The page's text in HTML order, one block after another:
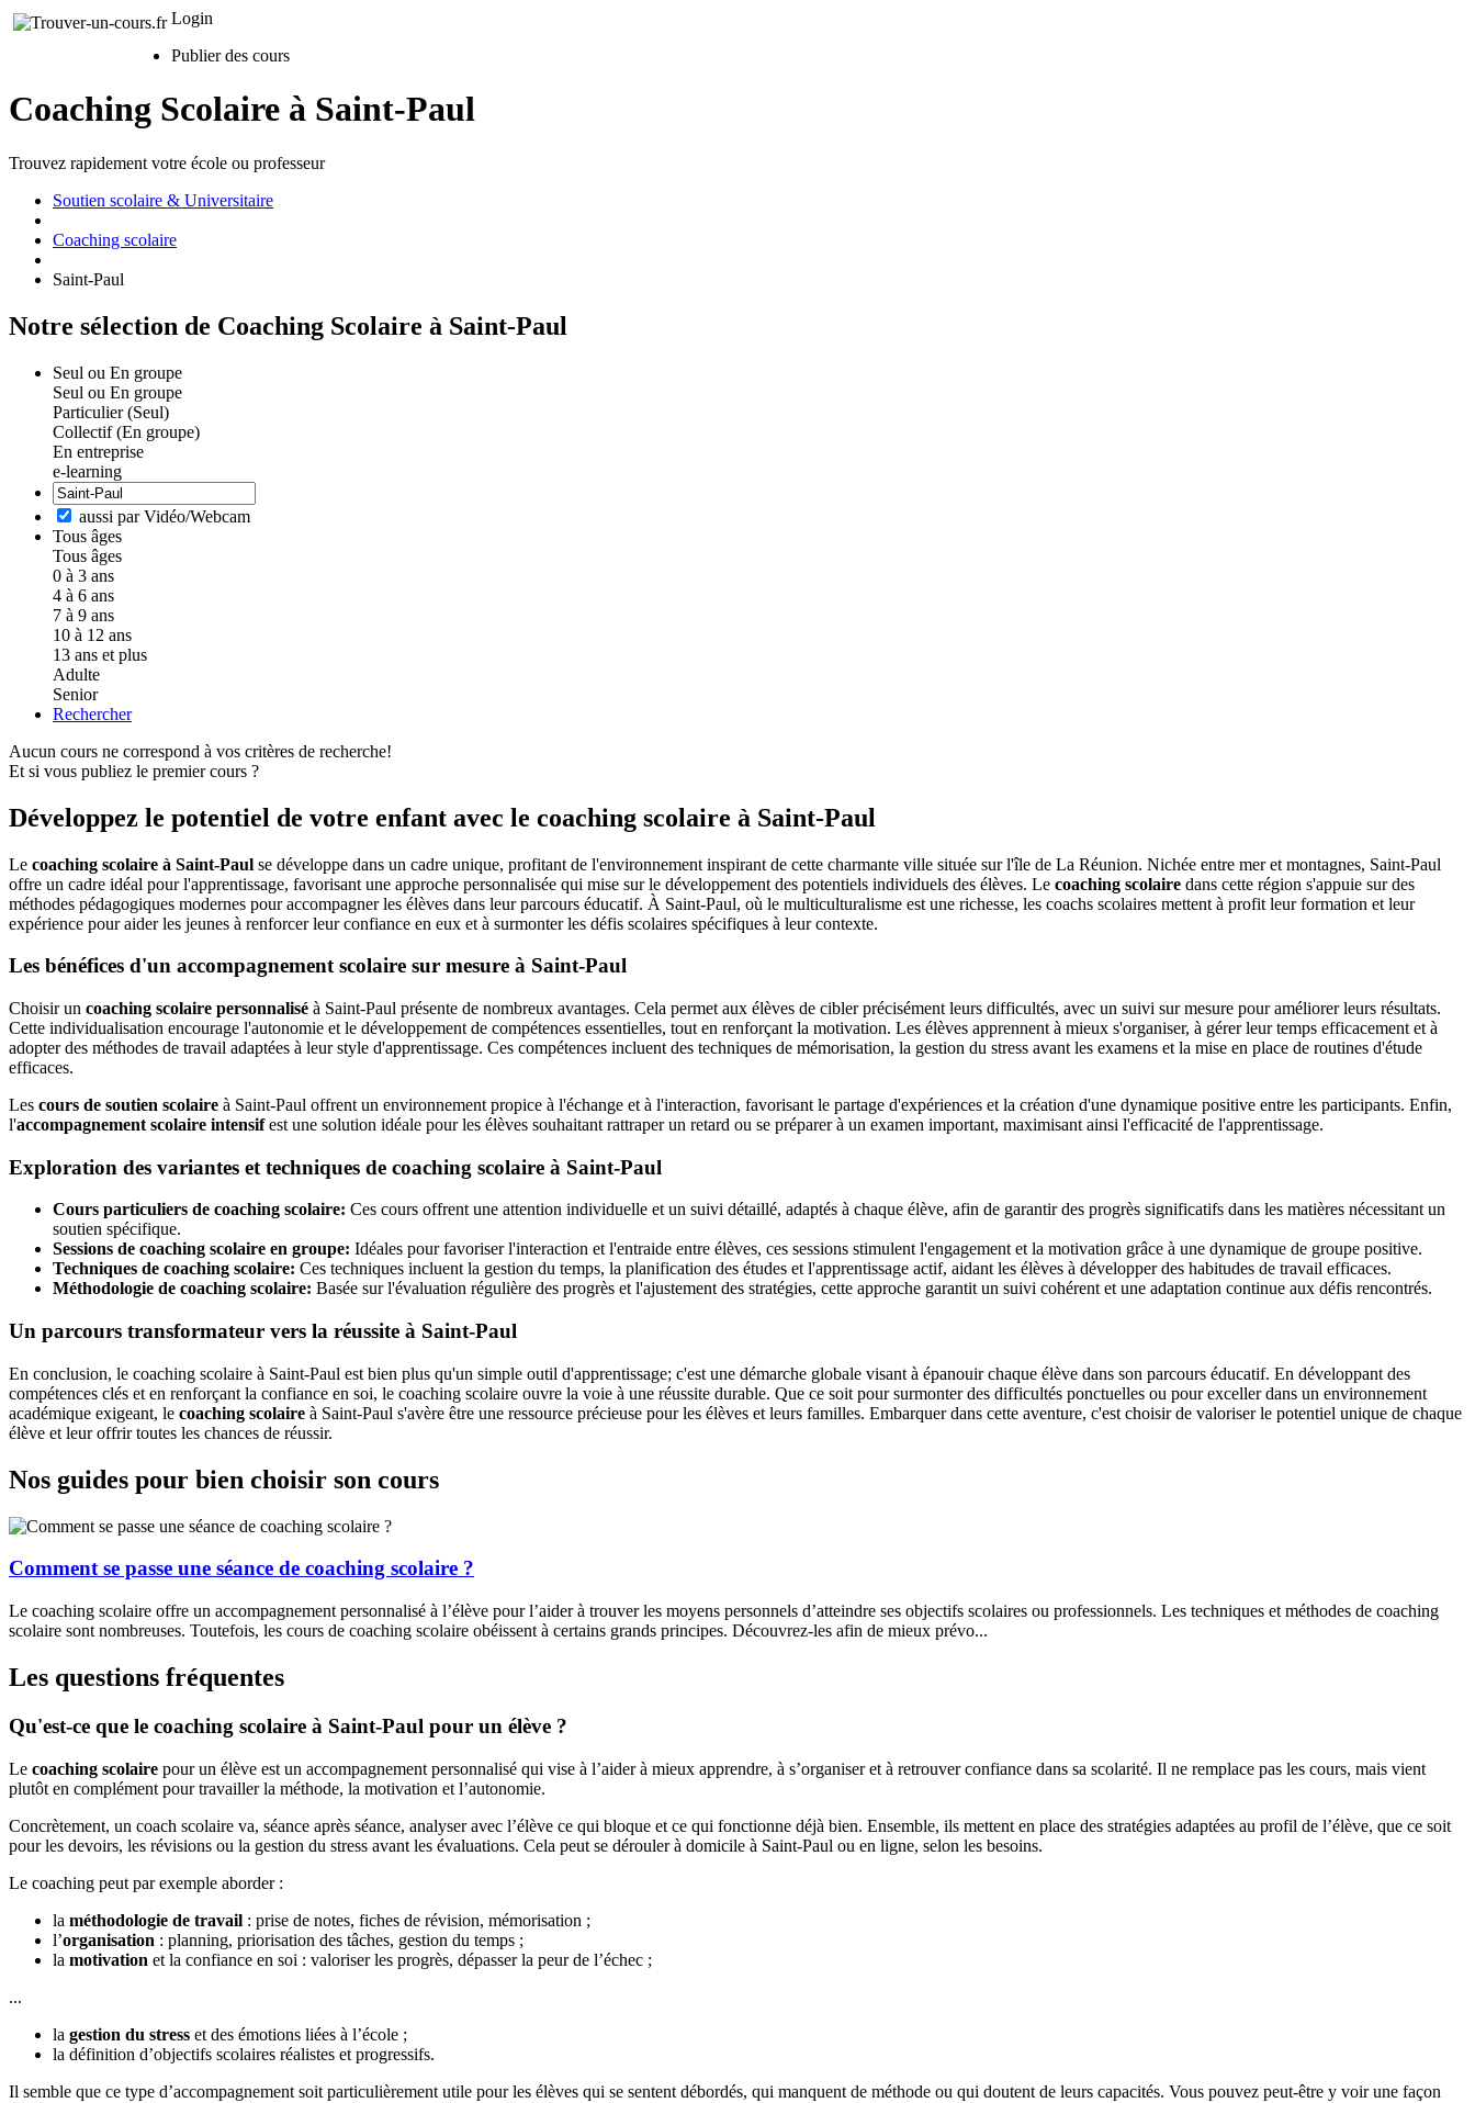
Login
Publier des cours
Coaching Scolaire à Saint-Paul
Trouvez rapidement votre école ou professeur
Soutien scolaire & Universitaire
Coaching scolaire
Saint-Paul
Notre sélection de Coaching Scolaire à Saint-Paul
Seul ou En groupe
Seul ou En groupe
Particulier (Seul)
Collectif (En groupe)
En entreprise
e-learning
aussi par Vidéo/Webcam
Tous âges
Tous âges
0 à 3 ans
4 à 6 ans
7 à 9 ans
10 à 12 ans
13 ans et plus
Adulte
Senior
Rechercher
Aucun cours ne correspond à vos critères de recherche!
Et si vous publiez le premier cours ?
Développez le potentiel de votre enfant avec le coaching scolaire à Saint-Paul
Le coaching scolaire à Saint-Paul se développe dans un cadre unique, profitant de l'environnement inspirant de cette charmante ville située sur l'île de La Réunion. Nichée entre mer et montagnes, Saint-Paul
offre un cadre idéal pour l'apprentissage, favorisant une approche personnalisée qui mise sur le développement des potentiels individuels des élèves. Le coaching scolaire dans cette région s'appuie sur des
méthodes pédagogiques modernes pour accompagner les élèves dans leur parcours éducatif. À Saint-Paul, où le multiculturalisme est une richesse, les coachs scolaires mettent à profit leur formation et leur
expérience pour aider les jeunes à renforcer leur confiance en eux et à surmonter les défis scolaires spécifiques à leur contexte.
Les bénéfices d'un accompagnement scolaire sur mesure à Saint-Paul
Choisir un coaching scolaire personnalisé à Saint-Paul présente de nombreux avantages. Cela permet aux élèves de cibler précisément leurs difficultés, avec un suivi sur mesure pour améliorer leurs résultats.
Cette individualisation encourage l'autonomie et le développement de compétences essentielles, tout en renforçant la motivation. Les élèves apprennent à mieux s'organiser, à gérer leur temps efficacement et à
adopter des méthodes de travail adaptées à leur style d'apprentissage. Ces compétences incluent des techniques de mémorisation, la gestion du stress avant les examens et la mise en place de routines d'étude
efficaces.
Les cours de soutien scolaire à Saint-Paul offrent un environnement propice à l'échange et à l'interaction, favorisant le partage d'expériences et la création d'une dynamique positive entre les participants. Enfin,
l'accompagnement scolaire intensifest une solution idéale pour les élèves souhaitant rattraper un retard ou se préparer à un examen important, maximisant ainsi l'efficacité de l'apprentissage.
Exploration des variantes et techniques de coaching scolaire à Saint-Paul
Cours particuliers de coaching scolaire: Ces cours offrent une attention individuelle et un suivi détaillé, adaptés à chaque élève, afin de garantir des progrès significatifs dans les matières nécessitant un
soutien spécifique.
Sessions de coaching scolaire en groupe: Idéales pour favoriser l'interaction et l'entraide entre élèves, ces sessions stimulent l'engagement et la motivation grâce à une dynamique de groupe positive.
Techniques de coaching scolaire: Ces techniques incluent la gestion du temps, la planification des études et l'apprentissage actif, aidant les élèves à développer des habitudes de travail efficaces.
Méthodologie de coaching scolaire: Basée sur l'évaluation régulière des progrès et l'ajustement des stratégies, cette approche garantit un suivi cohérent et une adaptation continue aux défis rencontrés.
Un parcours transformateur vers la réussite à Saint-Paul
En conclusion, le coaching scolaire à Saint-Paul est bien plus qu'un simple outil d'apprentissage; c'est une démarche globale visant à épanouir chaque élève dans son parcours éducatif. En développant des
compétences clés et en renforçant la confiance en soi, le coaching scolaire ouvre la voie à une réussite durable. Que ce soit pour surmonter des difficultés ponctuelles ou pour exceller dans un environnement
académique exigeant, le coaching scolaire à Saint-Paul s'avère être une ressource précieuse pour les élèves et leurs familles. Embarquer dans cette aventure, c'est choisir de valoriser le potentiel unique de chaque
élève et leur offrir toutes les chances de réussir.
Nos guides pour bien choisir son cours
Comment se passe une séance de coaching scolaire ?
Le coaching scolaire offre un accompagnement personnalisé à l’élève pour l’aider à trouver les moyens personnels d’atteindre ses objectifs scolaires ou professionnels. Les techniques et méthodes de coaching
scolaire sont nombreuses. Toutefois, les cours de coaching scolaire obéissent à certains grands principes. Découvrez-les afin de mieux prévo...
Les questions fréquentes
Qu'est-ce que le coaching scolaire à Saint-Paul pour un élève ?
Le coaching scolaire pour un élève est un accompagnement personnalisé qui vise à l’aider à mieux apprendre, à s’organiser et à retrouver confiance dans sa scolarité. Il ne remplace pas les cours, mais vient
plutôt en complément pour travailler la méthode, la motivation et l’autonomie.
Concrètement, un coach scolaire va, séance après séance, analyser avec l’élève ce qui bloque et ce qui fonctionne déjà bien. Ensemble, ils mettent en place des stratégies adaptées au profil de l’élève, que ce soit
pour les devoirs, les révisions ou la gestion du stress avant les évaluations. Cela peut se dérouler à domicile à Saint-Paul ou en ligne, selon les besoins.
Le coaching peut par exemple aborder :
la méthodologie de travail : prise de notes, fiches de révision, mémorisation ;
l’organisation : planning, priorisation des tâches, gestion du temps ;
la motivation et la confiance en soi : valoriser les progrès, dépasser la peur de l’échec ;
...
la gestion du stress et des émotions liées à l’école ;
la définition d’objectifs scolaires réalistes et progressifs.
Il semble que ce type d’accompagnement soit particulièrement utile pour les élèves qui se sentent débordés, qui manquent de méthode ou qui doutent de leurs capacités. Vous pouvez peut-être y voir une façon